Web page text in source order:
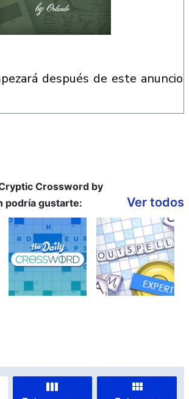
después de este anuncio
Crossword by
podría gustarte:
Ver todos